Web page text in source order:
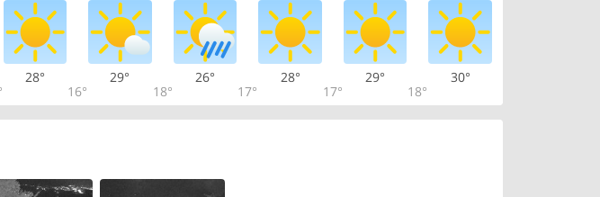
28°
16°
29°
18°
26°
17°
28°
17°
29°
18°
30°